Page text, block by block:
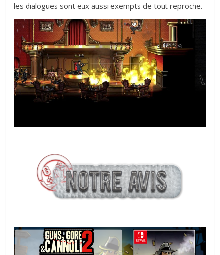
les dialogues sont eux aussi exempts de tout reproche.